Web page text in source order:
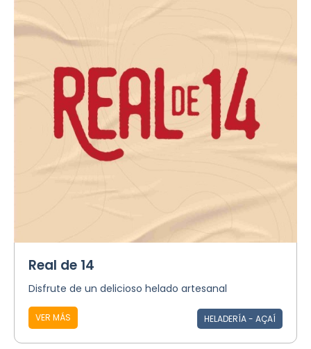
Real de 14
Disfrute de un delicioso helado artesanal
VER MÁS HELADERÍA - AÇAÍ